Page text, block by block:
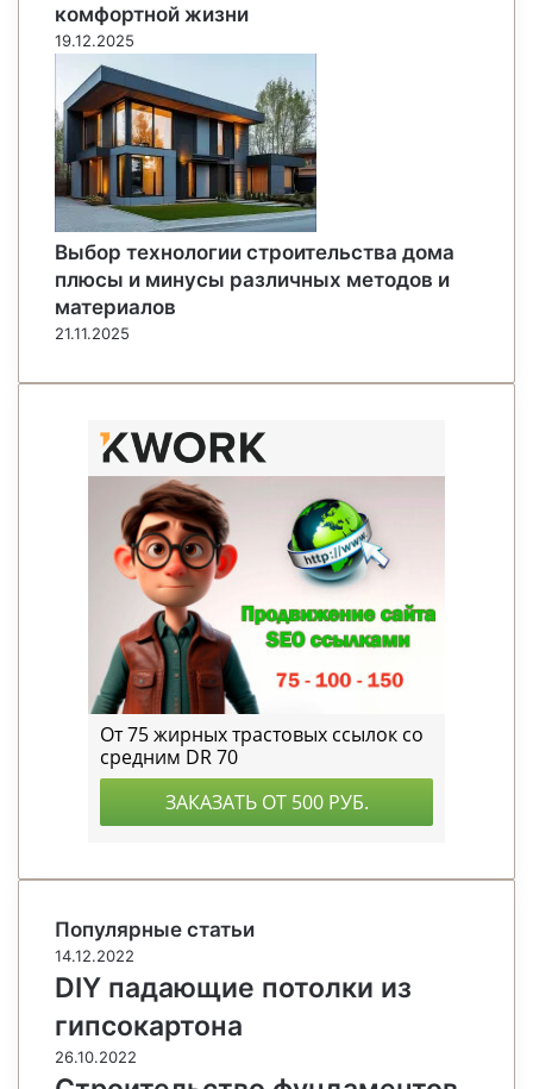
комфортной жизни
19.12.2025
Выбор технологии строительства дома
плюсы и минусы различных методов и
материалов
21.11.2025
Популярные статьи
14.12.2022
DIY падающие потолки из
гипсокартона
26.10.2022